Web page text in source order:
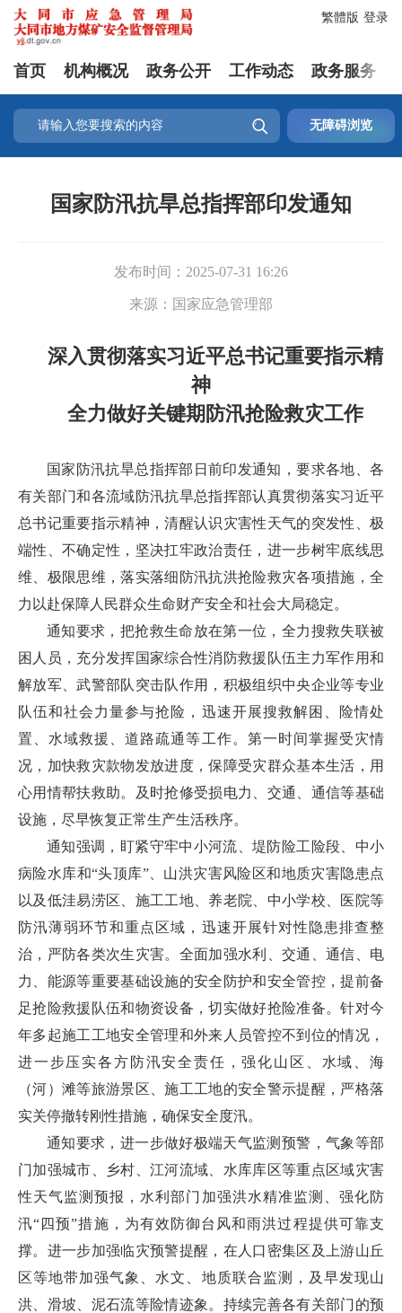
登录
繁體版
首页 机构概况 政务公开 工作动态 政务服务
 无障碍浏览
国家防汛抗旱总指挥部印发通知
发布时间： 2025-07-31 16:26
来源： 国家应急管理部
深入贯彻落实习近平总书记重要指示精
神
全力做好关键期防汛抢险救灾工作
国家防汛抗旱总指挥部日前印发通知，要求各地、各
有关部门和各流域防汛抗旱总指挥部认真贯彻落实习近平
总书记重要指示精神，清醒认识灾害性天气的突发性、极
端性、不确定性，坚决扛牢政治责任，进一步树牢底线思
维、极限思维，落实落细防汛抗洪抢险救灾各项措施，全
力以赴保障人民群众生命财产安全和社会大局稳定。
通知要求，把抢救生命放在第一位，全力搜救失联被
困人员，充分发挥国家综合性消防救援队伍主力军作用和
解放军、武警部队突击队作用，积极组织中央企业等专业
队伍和社会力量参与抢险，迅速开展搜救解困、险情处
置、水域救援、道路疏通等工作。第一时间掌握受灾情
况，加快救灾款物发放进度，保障受灾群众基本生活，用
心用情帮扶救助。及时抢修受损电力、交通、通信等基础
设施，尽早恢复正常生产生活秩序。
通知强调，盯紧守牢中小河流、堤防险工险段、中小
病险水库和“头顶库”、山洪灾害风险区和地质灾害隐患点
以及低洼易涝区、施工工地、养老院、中小学校、医院等
防汛薄弱环节和重点区域，迅速开展针对性隐患排查整
治，严防各类次生灾害。全面加强水利、交通、通信、电
力、能源等重要基础设施的安全防护和安全管控，提前备
足抢险救援队伍和物资设备，切实做好抢险准备。针对今
年多起施工工地安全管理和外来人员管控不到位的情况，
进一步压实各方防汛安全责任，强化山区、水域、海
（河）滩等旅游景区、施工工地的安全警示提醒，严格落
实关停撤转刚性措施，确保安全度汛。
通知要求，进一步做好极端天气监测预警，气象等部
门加强城市、乡村、江河流域、水库库区等重点区域灾害
性天气监测预报，水利部门加强洪水精准监测、强化防
汛“四预”措施，为有效防御台风和雨洪过程提供可靠支
撑。进一步加强临灾预警提醒，在人口密集区及上游山丘
区等地带加强气象、水文、地质联合监测，及早发现山
洪、滑坡、泥石流等险情迹象。持续完善各有关部门的预